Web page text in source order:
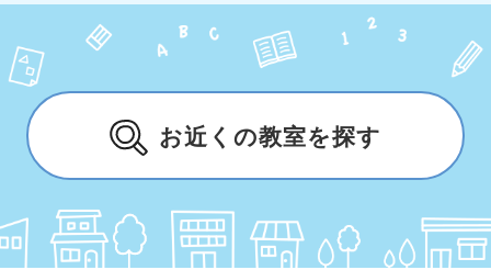
お近くの教室を探す